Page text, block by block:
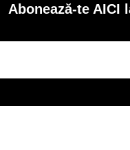
Abonează-te AICI